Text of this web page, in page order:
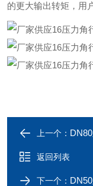
的更大输出转矩，用
上一个：
返回列表
下一个：